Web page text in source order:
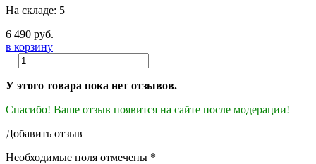
На складе: 5
6 490 руб.
в корзину
У этого товара пока нет отзывов.
Спасибо! Ваше отзыв появится на сайте после модерации!
Добавить отзыв
Необходимые поля отмечены *